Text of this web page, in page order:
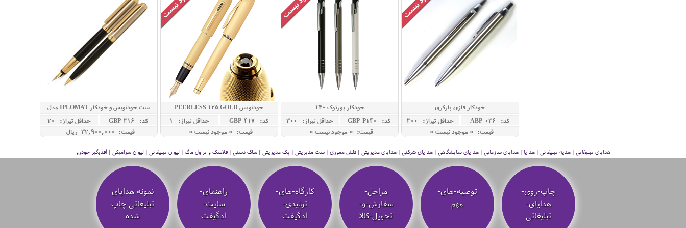
خودکار فلزی پارکری
کد: ABP-036
حداقل تيراژ: 300
قیمت: « موجود نیست »
خودکار پورتوک 140
کد: GBP-P140
حداقل تيراژ: 300
قیمت: « موجود نیست »
خودنویس PEERLESS 125 GOLD
کد: GBP-417
حداقل تيراژ: 1
قیمت: « موجود نیست »
ست خودنویس و خودکار IPLOMAT مدل
کد: GBP-316
حداقل تيراژ: 20
قیمت: 32,900,000 ريال
هدایای تبلیغاتی | هدیه تبلیغاتی | هدایا | هدایای سازمانی | هدایای نمایشگاهی | هدایای شرکتی | هدایای مدیریتی | فلش مموری | ست مدیریتی | پک مدیریتی | ساک دستی | فلاسک و تراول ماگ | لیوان تبلیغاتی | لیوان سرامیکی | آفتابگیر خودرو
چاپ-روی-
هدایای-
تبلیغاتی
توصیه‌-های-
مهم
مراحل-
سفارش-و-
تحویل-کالا
کارگاه-های-
تولیدی-
ادگیفت
راهنمای-
سایت-
ادگیفت
نمونه هدایای
تبلیغاتی چاپ
شده